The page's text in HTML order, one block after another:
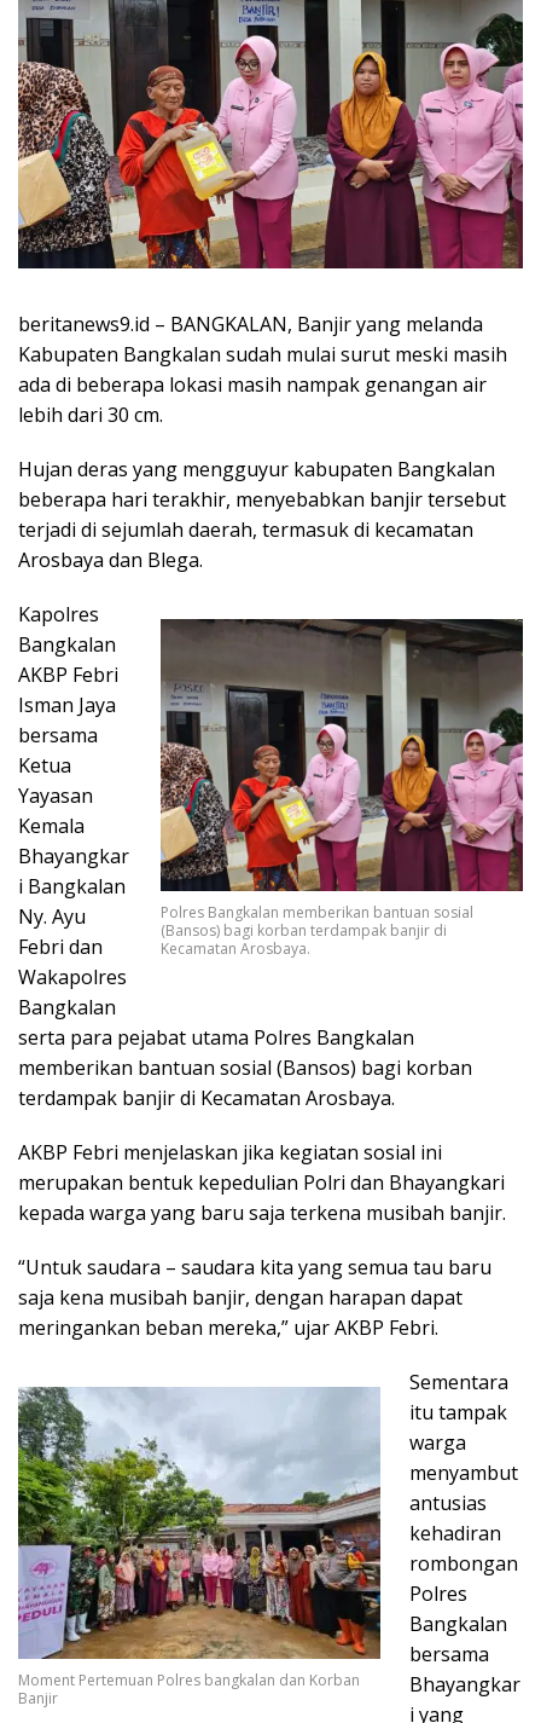
beritanews9.id – BANGKALAN, Banjir yang melanda
Kabupaten Bangkalan sudah mulai surut meski masih
ada di beberapa lokasi masih nampak genangan air
lebih dari 30 cm.
Hujan deras yang mengguyur kabupaten Bangkalan
beberapa hari terakhir, menyebabkan banjir tersebut
terjadi di sejumlah daerah, termasuk di kecamatan
Arosbaya dan Blega.
Polres Bangkalan memberikan bantuan sosial
(Bansos) bagi korban terdampak banjir di
Kecamatan Arosbaya.
Kapolres
Bangkalan
AKBP Febri
Isman Jaya
bersama
Ketua
Yayasan
Kemala
Bhayangkar
i Bangkalan
Ny. Ayu
Febri dan
Wakapolres
Bangkalan
serta para pejabat utama Polres Bangkalan
memberikan bantuan sosial (Bansos) bagi korban
terdampak banjir di Kecamatan Arosbaya.
AKBP Febri menjelaskan jika kegiatan sosial ini
merupakan bentuk kepedulian Polri dan Bhayangkari
kepada warga yang baru saja terkena musibah banjir.
“Untuk saudara – saudara kita yang semua tau baru
saja kena musibah banjir, dengan harapan dapat
meringankan beban mereka,” ujar AKBP Febri.
Moment Pertemuan Polres bangkalan dan Korban
Banjir
Sementara
itu tampak
warga
menyambut
antusias
kehadiran
rombongan
Polres
Bangkalan
bersama
Bhayangkar
i yang